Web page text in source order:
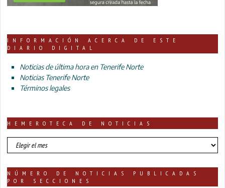
INFORMACIÓN ACERCA DE ESTE
DIARIO DIGITAL
Noticias de última hora en Tenerife Norte
Noticias Tenerife Norte
Términos legales
HEMEROTECA DE NOTICIAS
HEMEROTECA
DE
NÚMERO DE NOTICIAS PUBLICADAS
POR SECCIONES